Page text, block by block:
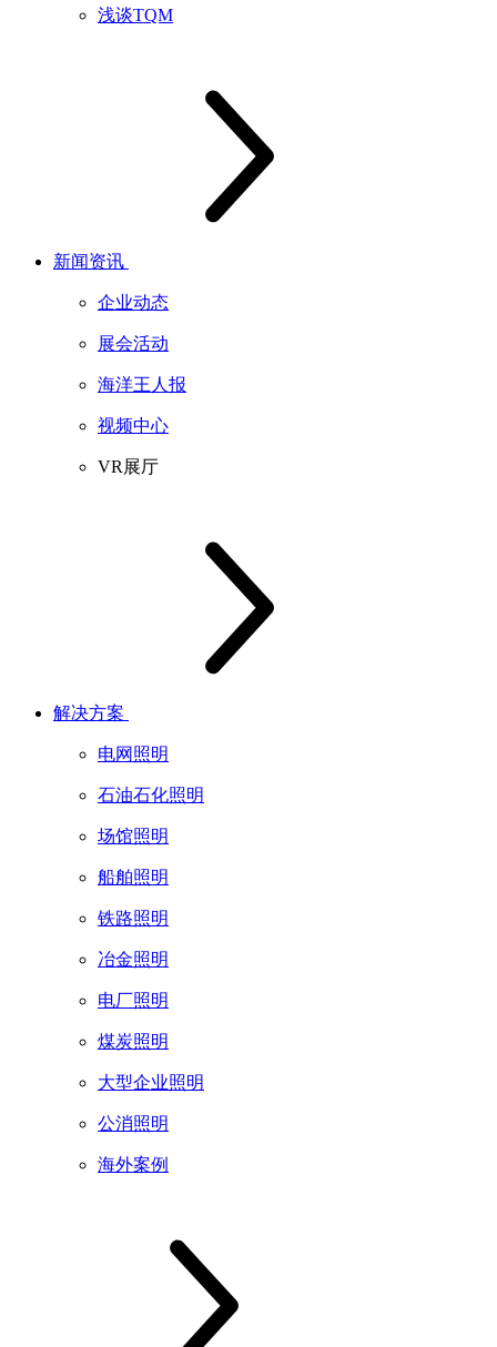
浅谈TQM
新闻资讯
企业动态
展会活动
海洋王人报
视频中心
VR展厅
解决方案
电网照明
石油石化照明
场馆照明
船舶照明
铁路照明
冶金照明
电厂照明
煤炭照明
大型企业照明
公消照明
海外案例